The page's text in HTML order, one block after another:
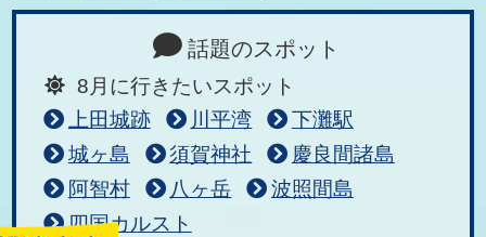
話題のスポット
8月に行きたいスポット
上田城跡
川平湾
下灘駅
城ヶ島
須賀神社
慶良間諸島
阿智村
八ヶ岳
波照間島
四国カルスト